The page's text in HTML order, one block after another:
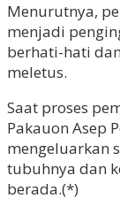
Menurutnya,
menjadi
berhati-hati
meletus.
Saat proses
Pakauon Asep
mengeluarkan
tubuhnya dan
berada.(*)